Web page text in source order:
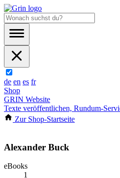
de en es fr
Shop
GRIN Website
Texte veröffentlichen, Rundum-
Zur Shop-Startseite
Alexander Buck
eBooks
1